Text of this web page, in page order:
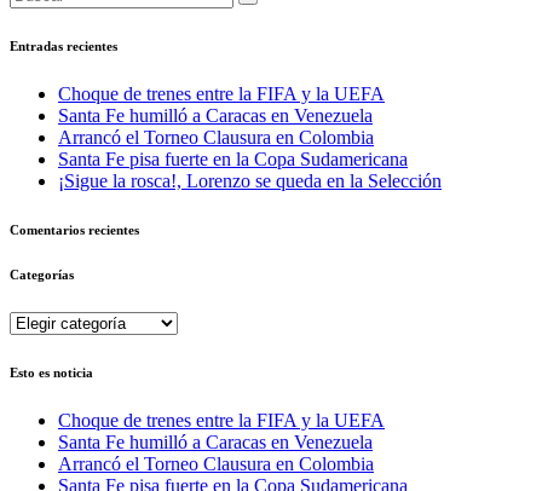
Entradas recientes
Choque de trenes entre la FIFA y la UEFA
Santa Fe humilló a Caracas en Venezuela
Arrancó el Torneo Clausura en Colombia
Santa Fe pisa fuerte en la Copa Sudamericana
¡Sigue la rosca!, Lorenzo se queda en la Selección
Comentarios recientes
Categorías
Categorías
Esto es noticia
Choque de trenes entre la FIFA y la UEFA
Santa Fe humilló a Caracas en Venezuela
Arrancó el Torneo Clausura en Colombia
Santa Fe pisa fuerte en la Copa Sudamericana